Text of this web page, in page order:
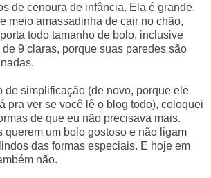
de cenoura de infância. Ela é grande,
meio amassadinha de cair no chão,
todo tamanho de bolo, inclusive
9 claras, porque suas paredes são
de simplificação (de novo, porque ele
pra ver se você lê o blog todo), coloquei
de que eu não precisava mais.
querem um bolo gostoso e não ligam
das formas especiais. E hoje em
não.